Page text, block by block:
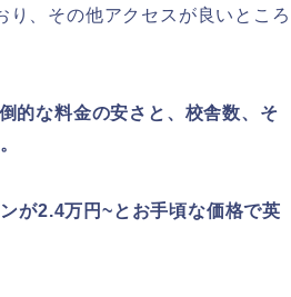
、その他アクセスが良いところ
的な料金の安さと、校舎数、そ
が2.4万円~とお手頃な価格で英